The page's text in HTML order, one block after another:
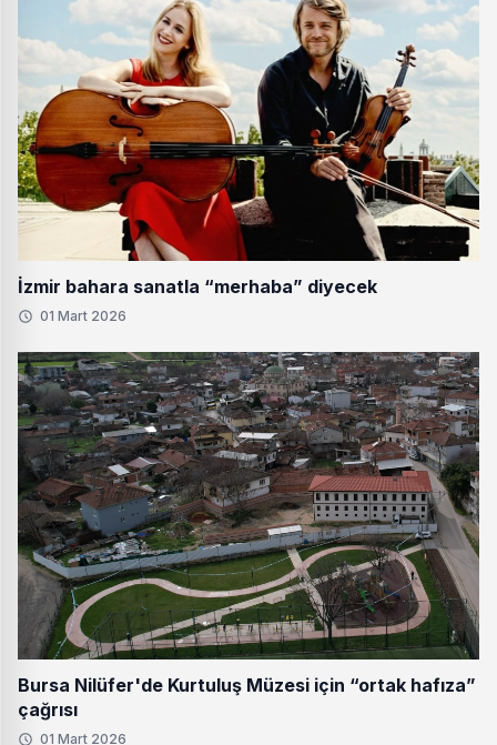
İzmir bahara sanatla “merhaba” diyecek
01 Mart 2026
Bursa Nilüfer'de Kurtuluş Müzesi için “ortak hafıza”
çağrısı
01 Mart 2026